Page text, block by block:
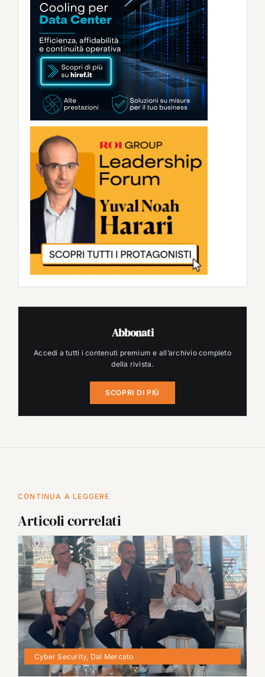
Abbonati
Accedi a tutti i contenuti premium e all’archivio completo
della rivista.
SCOPRI DI PIÙ
CONTINUA A LEGGERE
Articoli correlati
Cyber Security, Dal Mercato